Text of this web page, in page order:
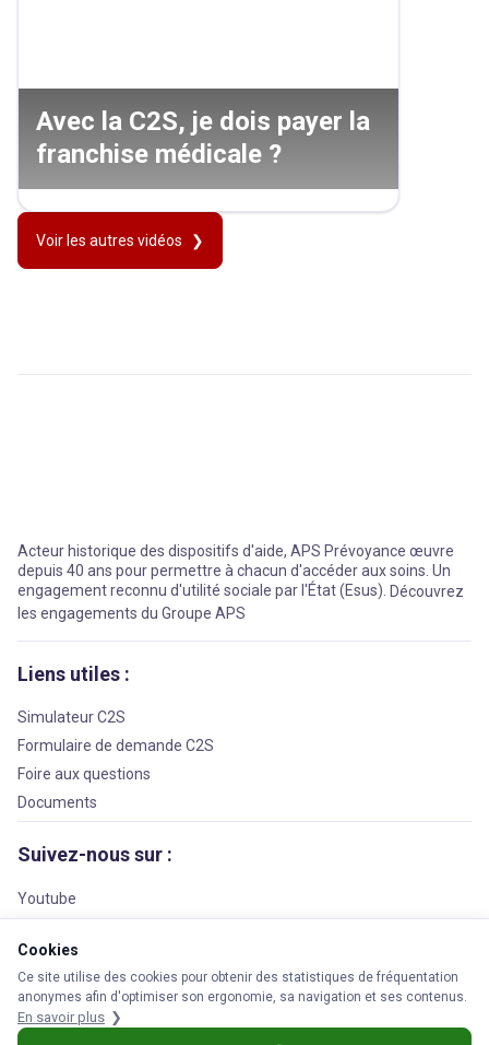
Avec la C2S, je dois payer la
franchise médicale ?
Voir les autres vidéos
Acteur historique des dispositifs d'aide, APS Prévoyance œuvre
depuis 40 ans pour permettre à chacun d'accéder aux soins. Un
engagement reconnu d'utilité sociale par l'État (Esus). Découvrez
les engagements du Groupe APS
Liens utiles :
Simulateur C2S
Formulaire de demande C2S
Foire aux questions
Documents
Suivez-nous sur :
Youtube
LinkedIn
© 2026 APS Prévoyance
Cookies
Ce site utilise des cookies pour obtenir des statistiques de fréquentation
anonymes afin d'optimiser son ergonomie, sa navigation et ses contenus.
En savoir plus